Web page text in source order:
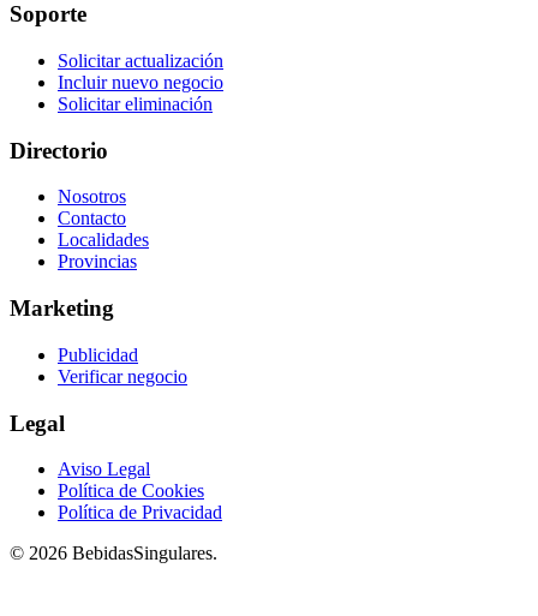
Soporte
Solicitar actualización
Incluir nuevo negocio
Solicitar eliminación
Directorio
Nosotros
Contacto
Localidades
Provincias
Marketing
Publicidad
Verificar negocio
Legal
Aviso Legal
Política de Cookies
Política de Privacidad
© 2026 BebidasSingulares.